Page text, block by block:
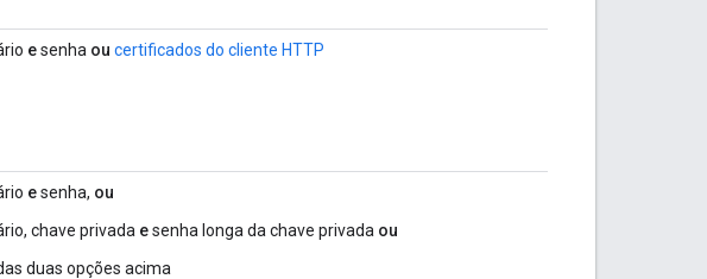
esenha ou certificados do cliente HTTP
esenha, ou
chave privada esenha longa da chave privada ou
duas opções acima